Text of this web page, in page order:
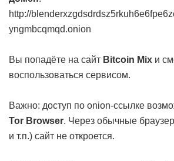
http://
yngmbcqmqd.onion
Вы попадёте на сайт Bitcoin Mix и
воспользоваться сервисом.
Важно: доступ по onion-ссылке
Tor Browser. Через обычные
и т.п.) сайт не откроется.